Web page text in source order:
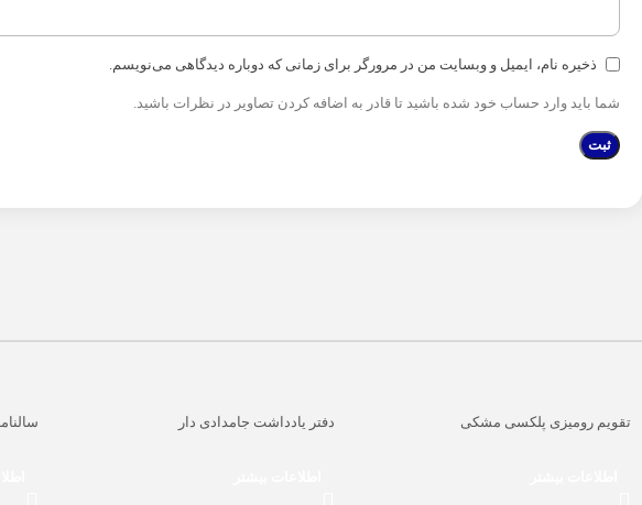
ذخیره نام، ایمیل و وبسایت من در مرورگر برای زمانی که دوباره دیدگاهی می‌نویسم.
شما باید وارد حساب خود شده باشید تا قادر به اضافه کردن تصاویر در نظرات باشید.
تقویم رومیزی پلکسی مشکی دفتر یادداشت جامدادی دار